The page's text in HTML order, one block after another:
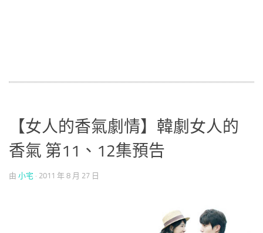
【女人的香氣劇情】韓劇女人的
香氣 第11、12集預告
由 小宅 · 2011 年 8 月 27 日